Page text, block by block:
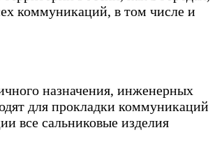
коммуникаций, в том числе и
назначения, инженерных
для прокладки коммуникаций
все сальниковые изделия